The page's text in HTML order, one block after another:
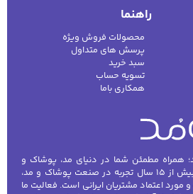
نیمه‌رسمی یا کت و پالتو
دارند.
لیلیان مد می‌توانید انواع
نظر مدل، رنگ، جنس، سایز و
تیشرت، پولوشرت، پیراهن،
شلوار پارچه‌ای، شلوارک،
کت، کاپشن، پالتو و لباس
گروه‌های این مجموعه هستند.
راهنما
محصولات فروش ویژه
پرسش های متداول
سبد خرید
تسویه حساب
همکاری باما
همراه مطمئن شما در دنیای مد، پوشاک و
سبک زندگی | لیلیان مد، با بیش از ۱۵ سال تجربه در صنعت پوشاک و مد،
مورد اعتماد مشتریان ایرانی است. فعالیت ما